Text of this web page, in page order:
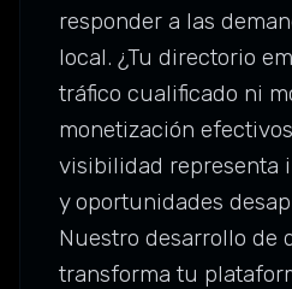
responder a las
local. ¿Tu directorio
tráfico cualificado ni
monetización
visibilidad representa
y oportunidades
Nuestro desarrollo de
transforma tu